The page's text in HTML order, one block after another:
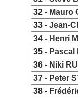
32 - Mauro
33 - Jean-
34 - Henri
35 - Pascal
36 - Niki
37 - Peter
38 -